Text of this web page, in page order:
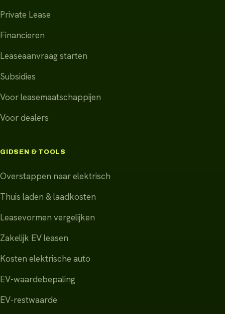
Private Lease
Financieren
Leaseaanvraag starten
Subsidies
Voor leasemaatschappijen
Voor dealers
GIDSEN & TOOLS
Overstappen naar elektrisch
Thuis laden & laadkosten
Leasevormen vergelijken
Zakelijk EV leasen
Kosten elektrische auto
EV-waardebepaling
EV-restwaarde